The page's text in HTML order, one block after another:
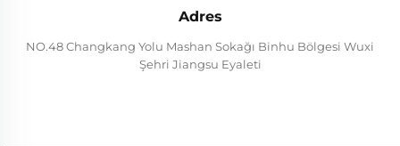
Adres
NO.48 Changkang Yolu Mashan Sokağı Binhu Bölgesi Wuxi
Şehri Jiangsu Eyaleti